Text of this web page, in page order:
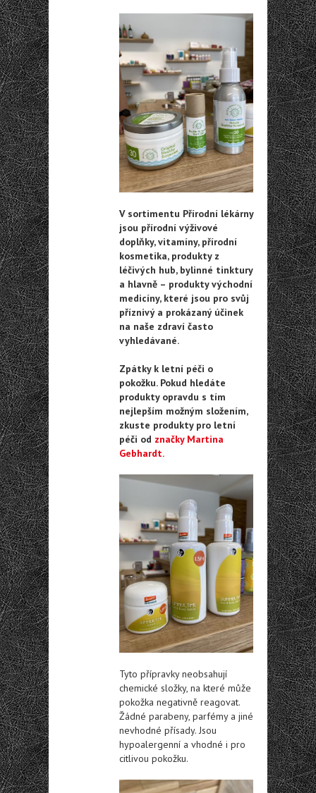
V sortimentu Přírodní lékárny
jsou přírodní výživové
doplňky, vitamíny, přírodní
kosmetika, produkty z
léčivých hub, bylinné tinktury
a hlavně – produkty východní
medicíny, které jsou pro svůj
příznivý a prokázaný účinek
na naše zdraví často
vyhledávané.
Zpátky k letní péči o
pokožku. Pokud hledáte
produkty opravdu s tím
nejlepším možným složením,
zkuste produkty pro letní
péči od značky Martina
Gebhardt.
Tyto přípravky neobsahují
chemické složky, na které může
pokožka negativně reagovat.
Žádné parabeny, parfémy a jiné
nevhodné přísady. Jsou
hypoalergenní a vhodné i pro
citlivou pokožku.